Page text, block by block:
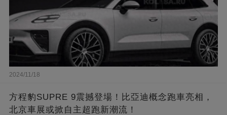
2024/11/18
方程豹SUPRE 9震撼登場！比亞迪概念跑車亮相，
北京車展或掀自主超跑新潮流！